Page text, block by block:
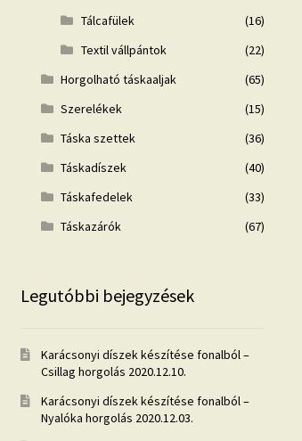
Tálcafülek
(16)
Textil vállpántok
(22)
Horgolható táskaaljak
(65)
Szerelékek
(15)
Táska szettek
(36)
Táskadíszek
(40)
Táskafedelek
(33)
Táskazárók
(67)
Legutóbbi bejegyzések
Karácsonyi díszek készítése fonalból –
Csillag horgolás 2020.12.10.
Karácsonyi díszek készítése fonalból –
Nyalóka horgolás 2020.12.03.